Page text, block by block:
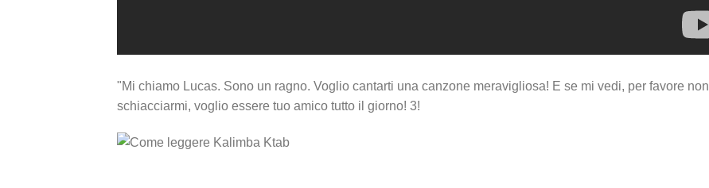
"Mi chiamo Lucas. Sono un ragno. Voglio cantarti una canzone meravigliosa! E se mi vedi, per favore non
schiacciarmi, voglio essere tuo amico tutto il giorno! 3!